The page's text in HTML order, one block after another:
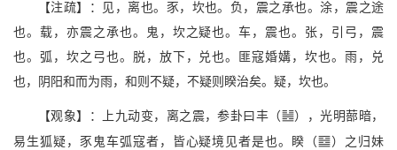
【注疏】：见，离也。豕，坎也。负，震之承也。涂，震之途
也。载，亦震之承也。鬼，坎之疑也。车，震也。张，引弓，震
也。弧，坎之弓也。脱，放下，兑也。匪寇婚媾，坎也。雨，兑
也，阴阳和而为雨，和则不疑，不疑则睽治矣。疑，坎也。
【观象】：上九动变，离之震，参卦曰丰（Z），光明蔀暗，
易生狐疑，豕鬼车弧寇者，皆心疑境见者是也。睽（P）之归妹